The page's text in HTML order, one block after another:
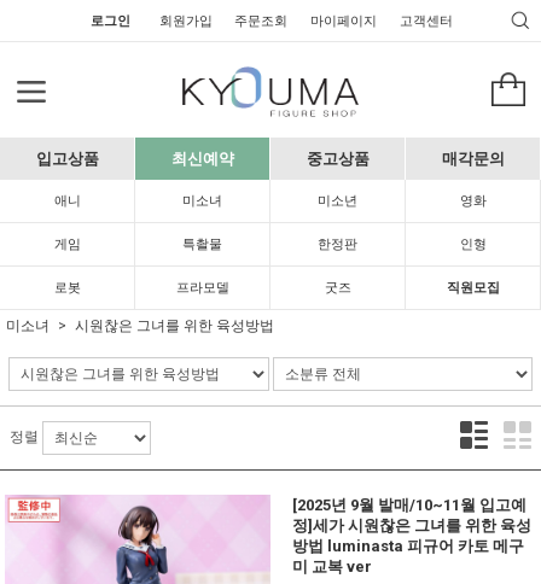
로그인 회원가입 주문조회 마이페이지 고객센터
입고상품 최신예약 중고상품 매각문의
애니 미소녀 미소년 영화
게임 특촬물 한정판 인형
로봇 프라모델 굿즈 직원모집
미소녀 시원찮은 그녀를 위한 육성방법
정렬
[2025년 9월 발매/10~11월 입고예
정]세가 시원찮은 그녀를 위한 육성
방법 luminasta 피규어 카토 메구
미 교복 ver